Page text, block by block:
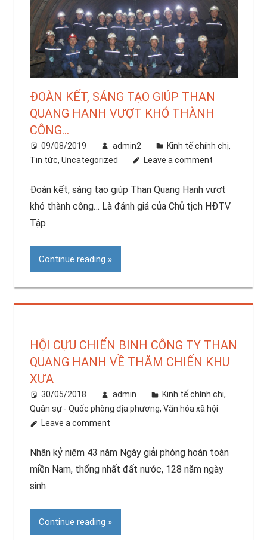
ĐOÀN KẾT, SÁNG TẠO GIÚP THAN
QUANG HANH VƯỢT KHÓ THÀNH
CÔNG…
09/08/2019 admin2 Kinh tế chính chị,
Tin tức, Uncategorized Leave a comment
Đoàn kết, sáng tạo giúp Than Quang Hanh vượt
khó thành công… Là đánh giá của Chủ tịch HĐTV
Tập
Continue reading
HỘI CỰU CHIẾN BINH CÔNG TY THAN
QUANG HANH VỀ THĂM CHIẾN KHU
XƯA
30/05/2018 admin Kinh tế chính chị,
Quân sự - Quốc phòng địa phương, Văn hóa xã hội
Leave a comment
Nhân kỷ niệm 43 năm Ngày giải phóng hoàn toàn
miền Nam, thống nhất đất nước, 128 năm ngày
sinh
Continue reading